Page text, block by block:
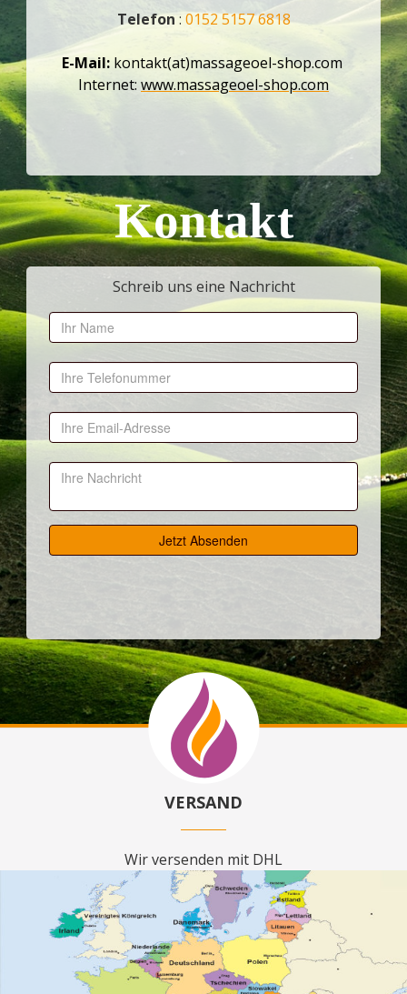
Telefon: 0152 5157 6818
E-Mail: kontakt(at)massageoel-shop.com
Internet: www.massageoel-shop.com
Kontakt
Schreib uns eine Nachricht
VERSAND
Wir versenden mit DHL